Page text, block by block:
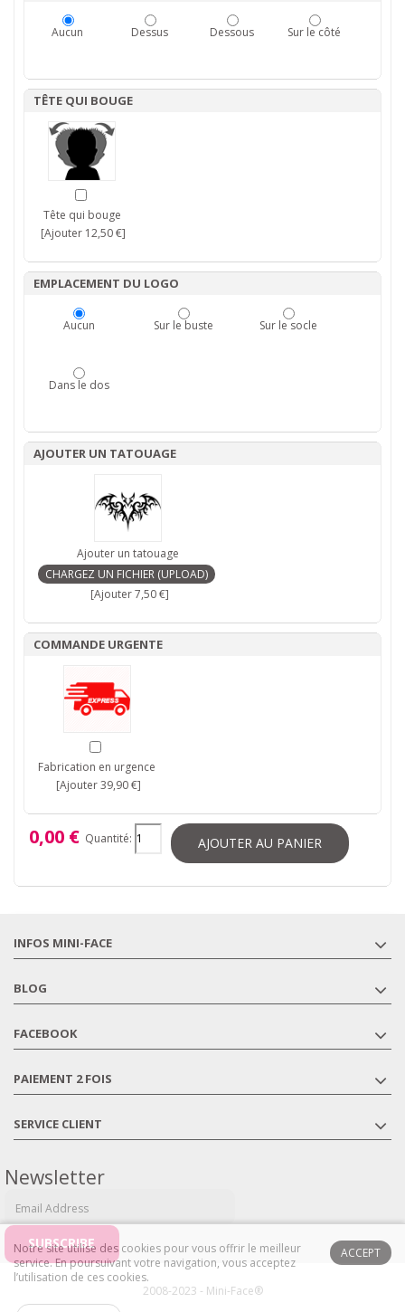
Aucun Dessus Dessous Sur le côté
TÊTE QUI BOUGE
Tête qui bouge
[Ajouter 12,50 €]
EMPLACEMENT DU LOGO
Aucun Sur le buste Sur le socle
Dans le dos
AJOUTER UN TATOUAGE
Ajouter un tatouage
[Ajouter 7,50 €]
COMMANDE URGENTE
Fabrication en urgence
[Ajouter 39,90 €]
0,00 € Quantité: AJOUTER AU PANIER
INFOS MINI-FACE
BLOG
FACEBOOK
PAIEMENT 2 FOIS
SERVICE CLIENT
Newsletter
2008-2023 - Mini-Face®
ACCEPT
Notre site utilise des cookies pour vous offrir le meilleur
service. En poursuivant votre navigation, vous acceptez
l’utilisation de ces cookies.